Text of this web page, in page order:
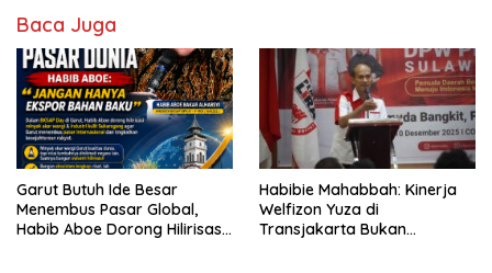
Baca Juga
Garut Butuh Ide Besar
Menembus Pasar Global,
Habib Aboe Dorong Hilirisasi
Habibie Mahabbah: Kinerja
Welfizon Yuza di
Transjakarta Bukan